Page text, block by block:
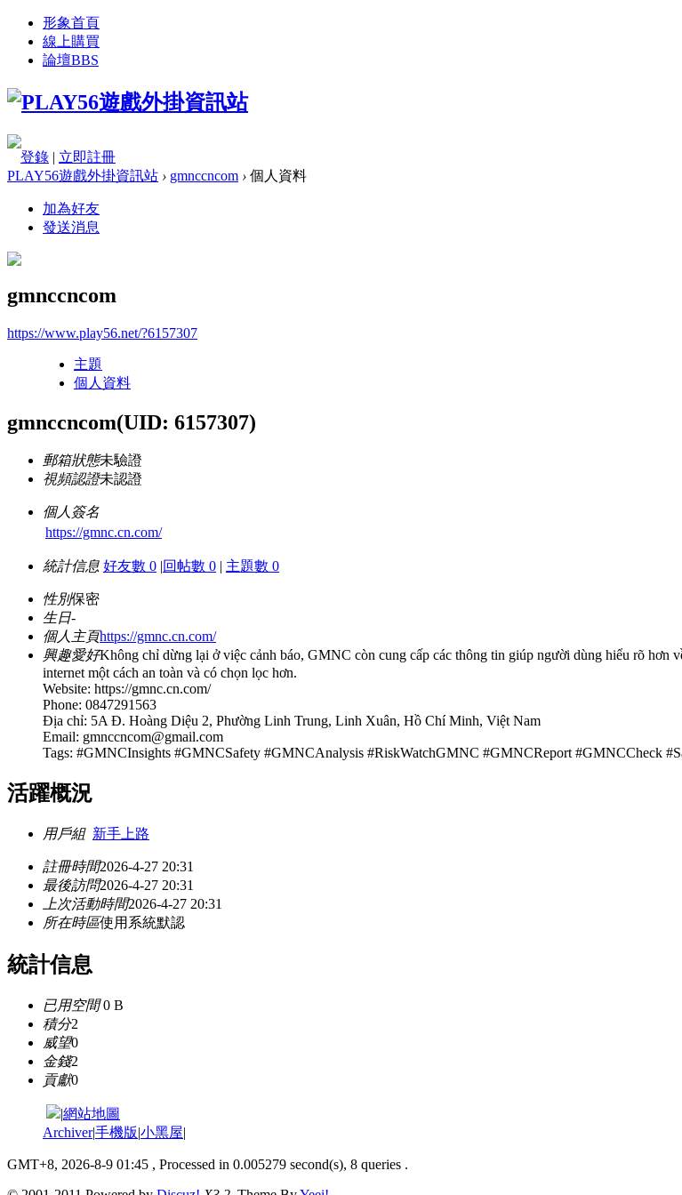
形象首頁
線上購買
論壇BBS
登錄 | 立即註冊
PLAY56遊戲外掛資訊站 › gmnccncom › 個人資料
加為好友
發送消息
gmnccncom
https://www.play56.net/?6157307
主題
個人資料
gmnccncom(UID: 6157307)
郵箱狀態未驗證
視頻認證未認證
個人簽名
https://gmnc.cn.com/
統計信息 好友數 0 |回帖數 0 | 主題數 0
性別保密
生日-
個人主頁https://gmnc.cn.com/
興趣愛好Không chỉ dừng lại ở việc cảnh báo, GMNC còn cung cấp các thông tin giúp người dùng hiểu rõ hơn
internet một cách an toàn và có chọn lọc hơn.
Website: https://gmnc.cn.com/
Phone: 0847291563
Địa chỉ: 5A Đ. Hoàng Diệu 2, Phường Linh Trung, Linh Xuân, Hồ Chí Minh, Việt Nam
Email: gmnccncom@gmail.com
Tags: #GMNCInsights #GMNCSafety #GMNCAnalysis #RiskWatchGMNC #GMNCReport #GMNCCheck
活躍概況
用戶組 新手上路
註冊時間2026-4-27 20:31
最後訪問2026-4-27 20:31
上次活動時間2026-4-27 20:31
所在時區使用系統默認
統計信息
已用空間0 B
積分2
威望0
金錢2
貢獻0
|網站地圖
Archiver|手機版|小黑屋|
GMT+8, 2026-8-9 01:45 , Processed in 0.005279 second(s), 8 queries .